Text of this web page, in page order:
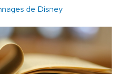
de Disney